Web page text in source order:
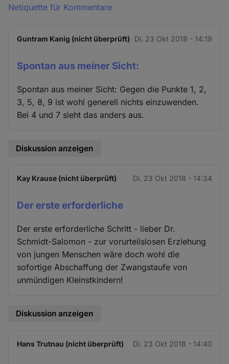
Netiquette für Kommentare
Guntram Kanig (nicht überprüft) Di. 23 Okt 2018 - 14:19
Spontan aus meiner Sicht:
Spontan aus meiner Sicht: Gegen die Punkte 1, 2,
3, 5, 8, 9 ist wohl generell nichts einzuwenden.
Bei 4 und 7 sieht das anders aus.
Diskussion anzeigen
Kay Krause (nicht überprüft) Di. 23 Okt 2018 - 14:34
Der erste erforderliche
Der erste erforderliche Schritt - lieber Dr.
Schmidt-Salomon - zur vorurteilslosen Erziehung
von jungen Menschen wäre doch wohl die
sofortige Abschaffung der Zwangstaufe von
unmündigen Kleinstkindern!
Diskussion anzeigen
Hans Trutnau (nicht überprüft) Di. 23 Okt 2018 - 14:40